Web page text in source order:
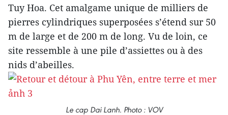
Tuy Hoa. Cet amalgame unique de milliers de
pierres cylindriques superposées s’étend sur 50
m de large et de 200 m de long. Vu de loin, ce
site ressemble à une pile d’assiettes ou à des
nids d’abeilles.
Le cap Dai Lanh. Photo : VOV